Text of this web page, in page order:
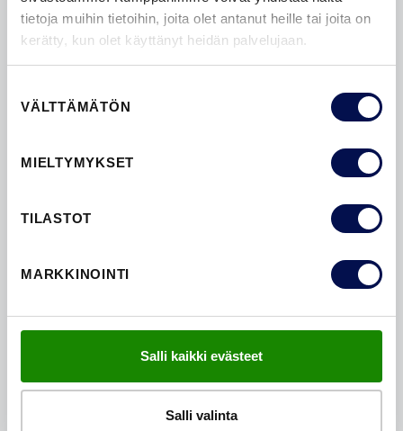
tietoja muihin tietoihin, joita olet antanut heille tai joita on
kerätty, kun olet käyttänyt heidän palvelujaan.
valinta
VÄLTTÄMÄTÖN
MIELTYMYKSET
TILASTOT
MARKKINOINTI
Salli kaikki evästeet
Salli valinta
ASUNTOJEN SISÄOVET
OTA MEIHIN YHTEYTTÄ
LATAA DOKUMENTIT